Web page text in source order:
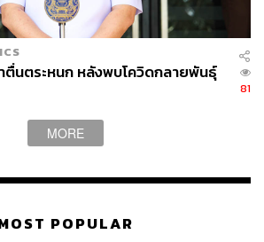
ตื่นตระหนก หลังพบโควิดกลายพันธุ์
81
MORE
POPULAR